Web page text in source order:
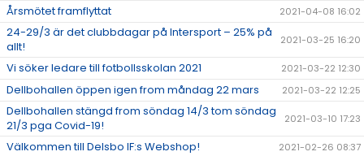
Årsmötet framflyttat 2021-04-08 16:02
24-29/3 är det clubbdagar på Intersport – 25% på
allt!
2021-03-25 16:20
Vi söker ledare till fotbollsskolan 2021 2021-03-22 12:30
Dellbohallen öppen igen from måndag 22 mars 2021-03-22 12:25
Dellbohallen stängd from söndag 14/3 tom söndag
21/3 pga Covid-19!
2021-03-10 17:23
Välkommen till Delsbo IF:s Webshop! 2021-02-26 08:37